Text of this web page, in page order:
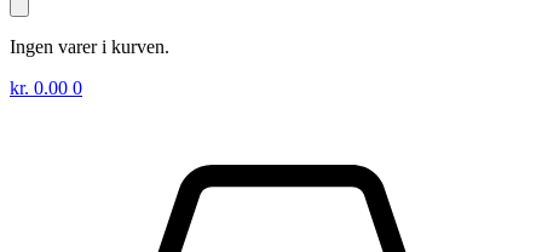
Ingen varer i kurven.
kr. 0.00 0